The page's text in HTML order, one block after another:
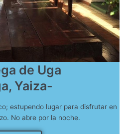
de Uga
Yaiza-
estupendo lugar para disfrutar en
No abre por la noche.